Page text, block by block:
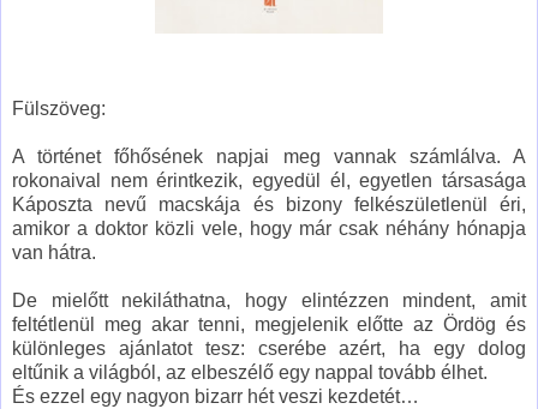
Fülszöveg:
A történet főhősének napjai meg vannak számlálva. A
rokonaival nem érintkezik, egyedül él, egyetlen társasága
Káposzta nevű macskája és bizony felkészületlenül éri,
amikor a doktor közli vele, hogy már csak néhány hónapja
van hátra.
De mielőtt nekiláthatna, hogy elintézzen mindent, amit
feltétlenül meg akar tenni, megjelenik előtte az Ördög és
különleges ajánlatot tesz: cserébe azért, ha egy dolog
eltűnik a világból, az elbeszélő egy nappal tovább élhet.
És ezzel egy nagyon bizarr hét veszi kezdetét…